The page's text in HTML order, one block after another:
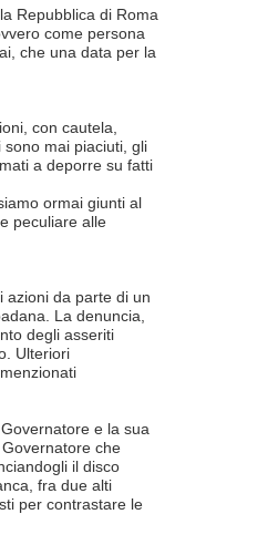
Repubblica di Roma
come persona
che una data per la
con cautela,
mai piaciuti, gli
a deporre su fatti
ormai giunti al
peculiare alle
azioni da parte di un
La denuncia,
degli asseriti
Ulteriori
e la sua
che
il disco
fra due alti
per contrastare le